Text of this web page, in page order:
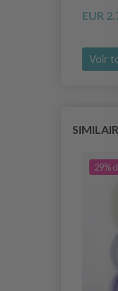
EUR
Voir
29%